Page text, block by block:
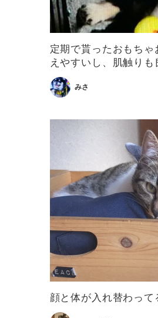
定期で貰ったおもち
えやすいし、肌触りも
みさ
顔と体が入れ替わって